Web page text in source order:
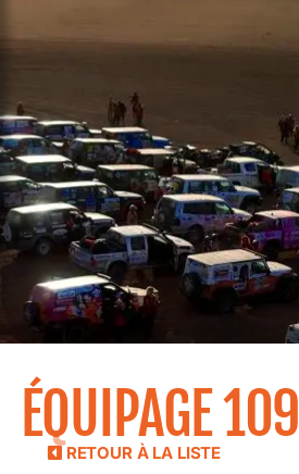
ÉQUIPAGE 109
RETOUR À LA LISTE